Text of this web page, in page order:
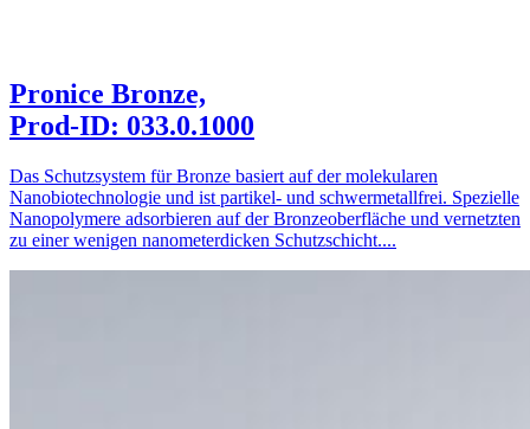
Pronice Bronze,
Prod-ID: 033.0.1000
Das Schutzsystem für Bronze basiert auf der molekularen
Nanobiotechnologie und ist partikel- und schwermetallfrei. Spezielle
Nanopolymere adsorbieren auf der Bronzeoberfläche und vernetzten
zu einer wenigen nanometerdicken Schutzschicht....